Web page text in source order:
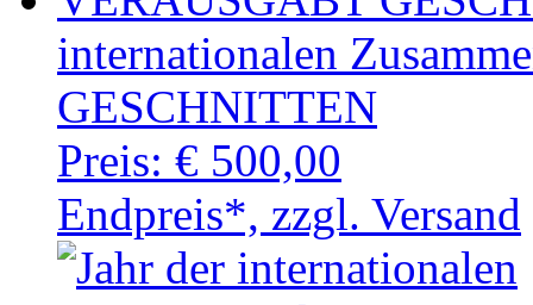
internationalen
GESCHNITTEN
Preis: € 500,00
Endpreis*, zzgl. Versand